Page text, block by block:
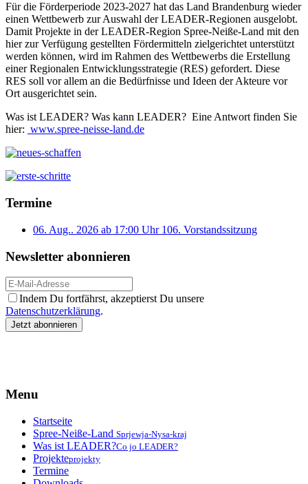
Für die Förderperiode 2023-2027 hat das Land Brandenburg wieder
einen Wettbewerb zur Auswahl der LEADER-Regionen ausgelobt.
Damit Projekte in der LEADER-Region Spree-Neiße-Land mit den
hier zur Verfügung gestellten Fördermitteln zielgerichtet unterstützt
werden können, wird im Rahmen des Wettbewerbs die Erstellung
einer Regionalen Entwicklungsstrategie (RES) gefordert. Diese
RES soll vor allem an die Bedürfnisse und Ideen der Akteure vor
Ort ausgerichtet sein.
Was ist LEADER? Was kann LEADER? Eine Antwort finden Sie
hier: www.spree-neisse-land.de
Termine
06. Aug.. 2026 ab 17:00 Uhr 106. Vorstandssitzung
Newsletter abonnieren
Indem Du fortfährst, akzeptierst Du unsere
Datenschutzerklärung.
Menu
Startseite
Spree-Neiße-Land Sprjewja-Nysa-kraj
Was ist LEADER?Co jo LEADER?
Projekteprojekty
Termine